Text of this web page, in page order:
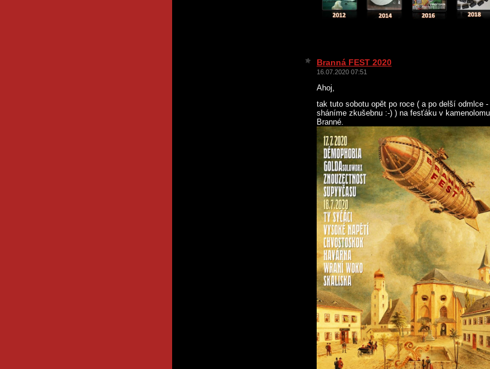
Branná FEST 2020
16.07.2020 07:51
Ahoj,
tak tuto sobotu opět po roce ( a po delší odmlce -
sháníme zkušebnu :-) ) na fesťáku v
Branné.